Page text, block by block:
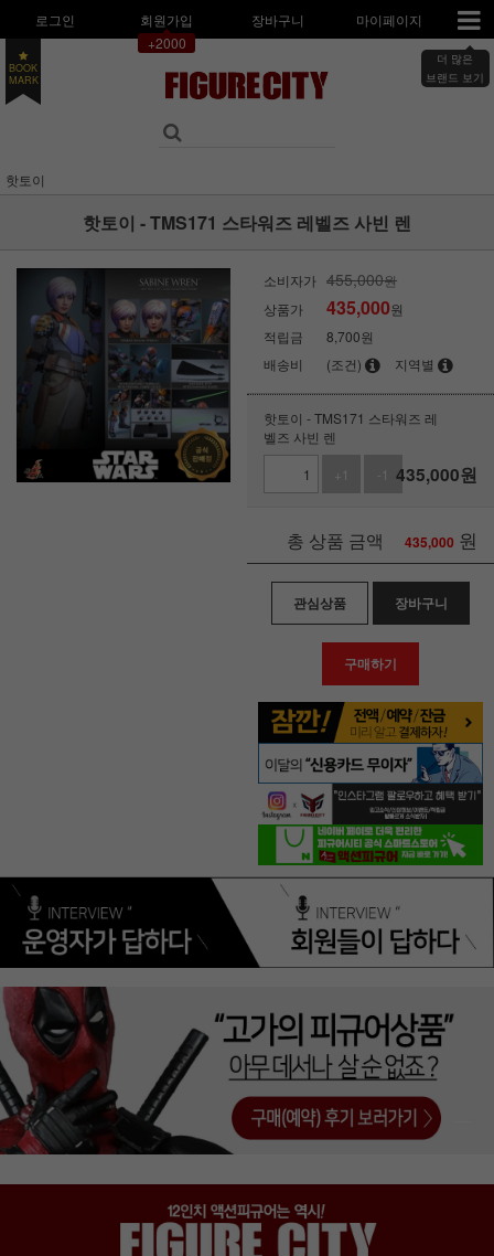
로그인
회원가입
+2000
장바구니 마이페이지
더 많은
브랜드 보기
BOOK
MARK
핫토이
핫토이 - TMS171 스타워즈 레벨즈 사빈 렌
소비자가 455,000원
상품가
435,000원
적립금
8,700원
배송비
(조건) 지역별
핫토이 - TMS171 스타워즈 레
벨즈 사빈 렌
+1
-1 435,000원
총 상품 금액 435,000 원
관심상품 장바구니
구매하기